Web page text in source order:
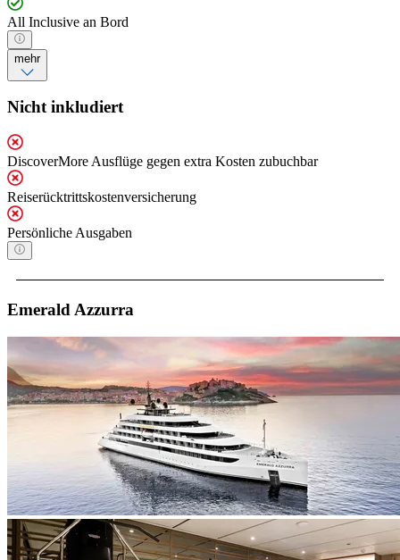
All Inclusive an Bord
mehr
Nicht inkludiert
DiscoverMore Ausflüge gegen extra Kosten zubuchbar
Reiserücktrittskostenversicherung
Persönliche Ausgaben
Emerald Azzurra